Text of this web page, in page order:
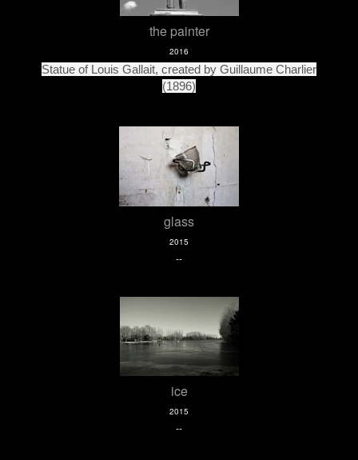
the painter
2016
Statue of Louis Gallait, created by Guillaume Charlier
(1896)
glass
2015
--
ice
2015
--